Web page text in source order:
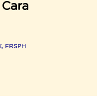
FRSPH